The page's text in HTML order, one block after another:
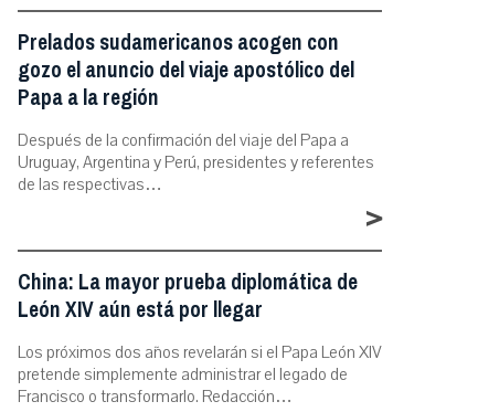
Prelados sudamericanos acogen con
gozo el anuncio del viaje apostólico del
Papa a la región
Después de la confirmación del viaje del Papa a
Uruguay, Argentina y Perú, presidentes y referentes
de las respectivas…
>
China: La mayor prueba diplomática de
León XIV aún está por llegar
Los próximos dos años revelarán si el Papa León XIV
pretende simplemente administrar el legado de
Francisco o transformarlo. Redacción…